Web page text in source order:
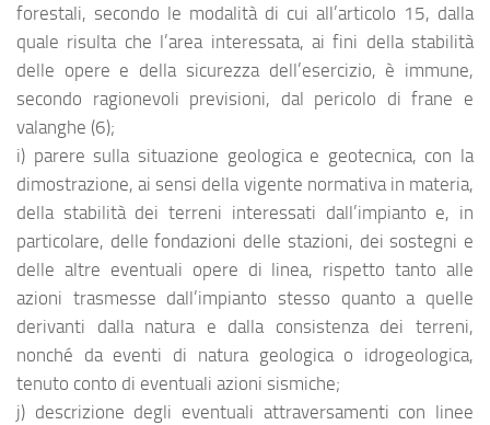
forestali, secondo le modalità di cui all’articolo 15, dalla
quale risulta che l’area interessata, ai fini della stabilità
delle opere e della sicurezza dell’esercizio, è immune,
secondo ragionevoli previsioni, dal pericolo di frane e
valanghe (6);
i) parere sulla situazione geologica e geotecnica, con la
dimostrazione, ai sensi della vigente normativa in materia,
della stabilità dei terreni interessati dall’impianto e, in
particolare, delle fondazioni delle stazioni, dei sostegni e
delle altre eventuali opere di linea, rispetto tanto alle
azioni trasmesse dall’impianto stesso quanto a quelle
derivanti dalla natura e dalla consistenza dei terreni,
nonché da eventi di natura geologica o idrogeologica,
tenuto conto di eventuali azioni sismiche;
j) descrizione degli eventuali attraversamenti con linee